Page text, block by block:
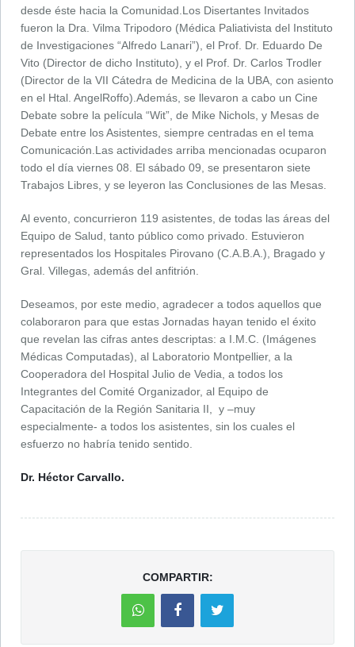
desde éste hacia la Comunidad.Los Disertantes Invitados
fueron la Dra. Vilma Tripodoro (Médica Paliativista del Instituto
de Investigaciones “Alfredo Lanari”), el Prof. Dr. Eduardo De
Vito (Director de dicho Instituto), y el Prof. Dr. Carlos Trodler
(Director de la VII Cátedra de Medicina de la UBA, con asiento
en el Htal. AngelRoffo).Además, se llevaron a cabo un Cine
Debate sobre la película “Wit”, de Mike Nichols, y Mesas de
Debate entre los Asistentes, siempre centradas en el tema
Comunicación.Las actividades arriba mencionadas ocuparon
todo el día viernes 08. El sábado 09, se presentaron siete
Trabajos Libres, y se leyeron las Conclusiones de las Mesas.
Al evento, concurrieron 119 asistentes, de todas las áreas del
Equipo de Salud, tanto público como privado. Estuvieron
representados los Hospitales Pirovano (C.A.B.A.), Bragado y
Gral. Villegas, además del anfitrión.
Deseamos, por este medio, agradecer a todos aquellos que
colaboraron para que estas Jornadas hayan tenido el éxito
que revelan las cifras antes descriptas: a I.M.C. (Imágenes
Médicas Computadas), al Laboratorio Montpellier, a la
Cooperadora del Hospital Julio de Vedia, a todos los
Integrantes del Comité Organizador, al Equipo de
Capacitación de la Región Sanitaria II, y –muy
especialmente- a todos los asistentes, sin los cuales el
esfuerzo no habría tenido sentido.
Dr. Héctor Carvallo.
COMPARTIR: